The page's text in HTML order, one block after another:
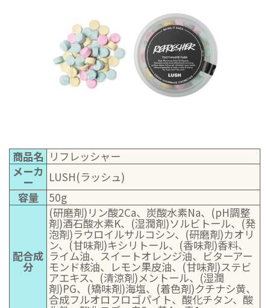
商品名 リフレッシャー
メーカ
ー
LUSH(ラッシュ)
容量
50g
配合成
分
(研磨剤)リン酸2Ca、炭酸水素Na、(pH調整
剤)酒石酸水素K、(湿潤剤)ソルビトール、(発
泡剤)ラウロイルサルコシン、(研磨剤)カオリ
ン、(甘味剤)キシリトール、(香味剤)香料、
ライム油、スイートオレンジ油、ビターアー
モンド核油、レモン果皮油、(甘味剤)ステビ
アエキス、(清涼剤)メントール、(湿潤
剤)PG、(矯味剤)海塩、(着色剤)クチナシ黄、
合成フルオロフロゴパイト、酸化チタン、酸